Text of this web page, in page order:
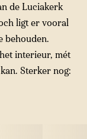
de Luciakerk
ligt er vooral
behouden.
interieur, mét
Sterker nog: